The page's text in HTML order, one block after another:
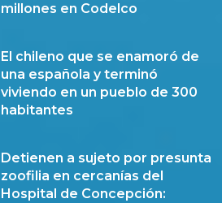
millones en Codelco
El chileno que se enamoró de
una española y terminó
viviendo en un pueblo de 300
habitantes
Detienen a sujeto por presunta
zoofilia en cercanías del
Hospital de Concepción: